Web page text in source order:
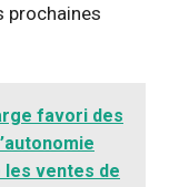
prochaines
favori des
les ventes de